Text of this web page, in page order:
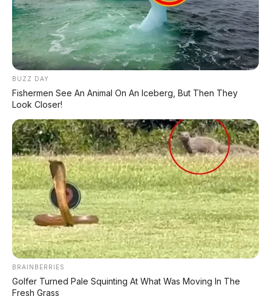
BUZZ DAY
Fishermen See An Animal On An Iceberg, But Then They
Look Closer!
BRAINBERRIES
Golfer Turned Pale Squinting At What Was Moving In The
Fresh Grass